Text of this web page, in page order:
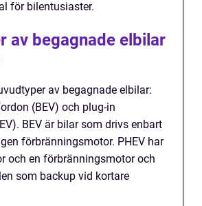
för bilentusiaster.
av begagnade elbilar
av begagnade elbilar:
(BEV) och plug-in
BEV är bilar som drivs enbart
förbränningsmotor. PHEV har
och en förbränningsmotor och
som backup vid kortare